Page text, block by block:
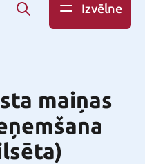
Izvēlne
maiņas